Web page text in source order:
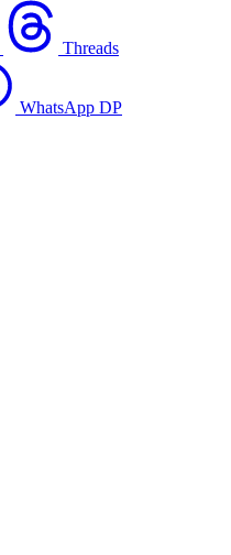
Threads
WhatsApp DP